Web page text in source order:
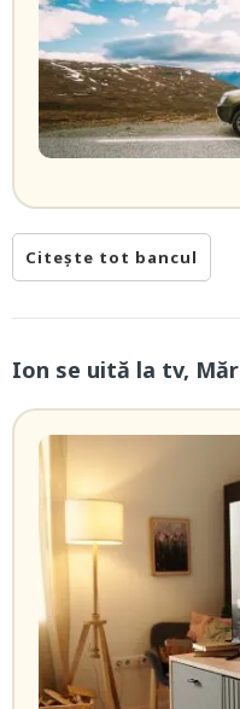
Citește tot bancul
Ion se uită la tv,